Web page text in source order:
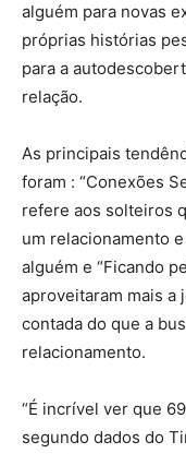
alguém para novas
próprias histórias
para a
relação.
As principais
foram : “Conexões
refere aos solteiros
um relacionamento
alguém e “Ficando
aproveitaram mais a
contada do que a
relacionamento.
“É incrível ver que
segundo dados do